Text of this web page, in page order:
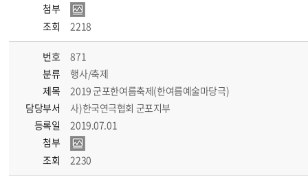
첨부
조회
2218
번호
871
분류
행사/축제
제목
2019 군포한여름축제(한여름예술마당극)
담당부서
사)한국연극협회 군포지부
등록일
2019.07.01
첨부
조회
2230